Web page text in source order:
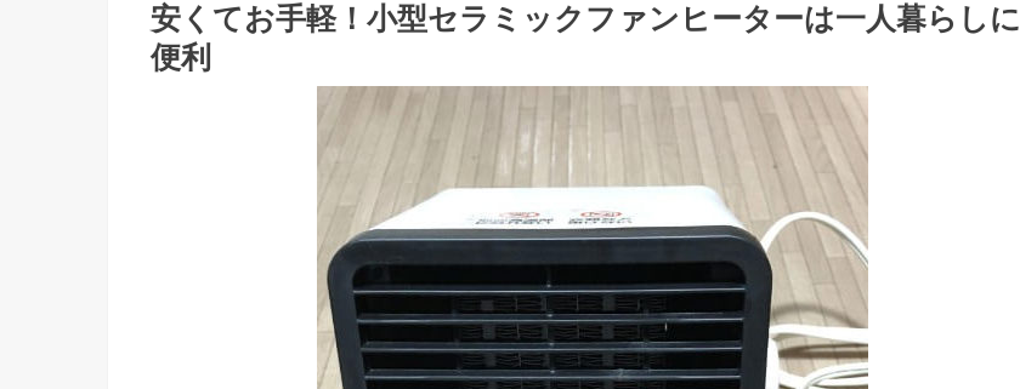
安くてお手軽！小型セラミックファンヒーターは一人暮らしに
便利